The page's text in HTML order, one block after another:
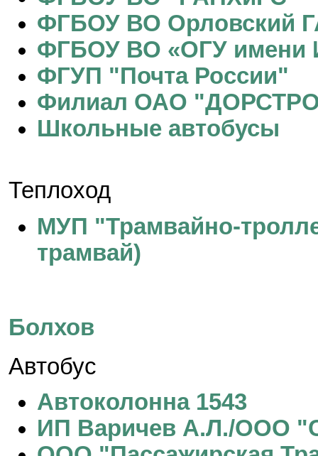
ФГБОУ ВО Орловский
ФГБОУ ВО «ОГУ имени
ФГУП "Почта России"
Филиал ОАО
Школьные автобусы
Теплоход
МУП "Трамвайно-
трамвай)
Болхов
Автобус
Автоколонна 1543
ИП Варичев А.Л./ООО